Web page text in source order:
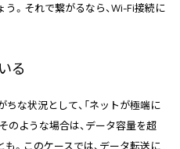
。それで繋がるなら、Wi-Fi接続に
る
ちな状況として、「ネットが極端に
のような場合は、データ容量を超
。このケースでは、データ転送に